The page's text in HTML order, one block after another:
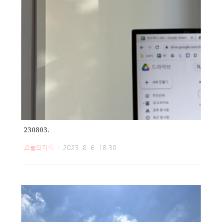
230803.
오늘의기록 2023. 8. 6. 18:30